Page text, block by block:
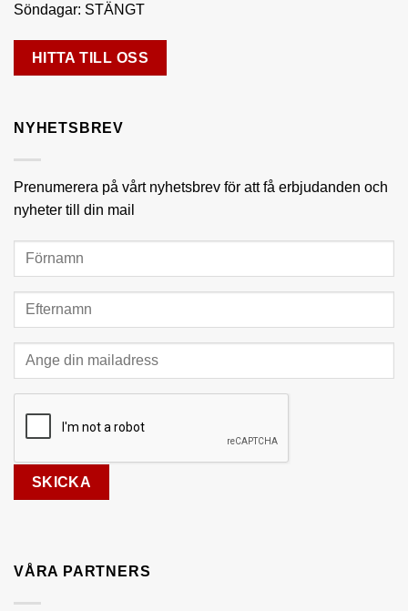
Söndagar: STÄNGT
HITTA TILL OSS
NYHETSBREV
Prenumerera på vårt nyhetsbrev för att få erbjudanden och
nyheter till din mail
VÅRA PARTNERS